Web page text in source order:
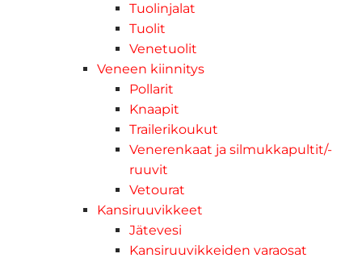
Tuolinjalat
Tuolit
Venetuolit
Veneen kiinnitys
Pollarit
Knaapit
Trailerikoukut
Venerenkaat ja silmukkapultit/-
ruuvit
Vetourat
Kansiruuvikkeet
Jätevesi
Kansiruuvikkeiden varaosat